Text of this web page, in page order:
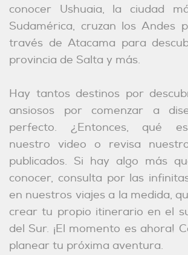
conocer Ushuaia, la ciudad
Sudamérica, cruzan los Andes
través de Atacama para
provincia de Salta y más.
Hay tantos destinos por
ansiosos por comenzar a
perfecto. ¿Entonces, qué
nuestro video o revisa
publicados. Si hay algo más
conocer, consulta por las
en nuestros viajes a la medida,
crear tu propio itinerario en el
del Sur. ¡El momento es ahora!
planear tu próxima aventura.